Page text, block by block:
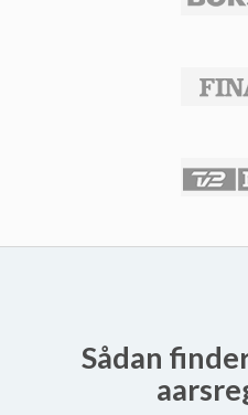
Sådan